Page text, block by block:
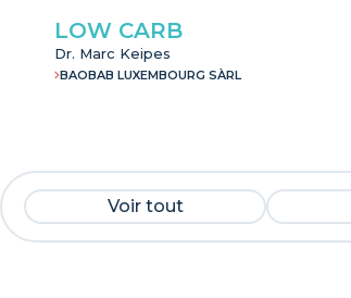
LOW CARB
Dr. Marc Keipes
BAOBAB LUXEMBOURG SÀRL
Voir tout